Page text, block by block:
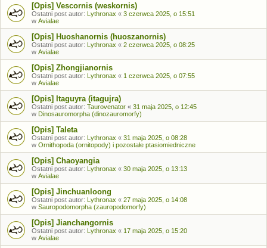
[Opis] Vescornis (weskornis)
Ostatni post autor: Lythronax « 3 czerwca 2025, o 15:51
w Avialae
[Opis] Huoshanornis (huoszanornis)
Ostatni post autor: Lythronax « 2 czerwca 2025, o 08:25
w Avialae
[Opis] Zhongjianornis
Ostatni post autor: Lythronax « 1 czerwca 2025, o 07:55
w Avialae
[Opis] Itaguyra (itagujra)
Ostatni post autor: Taurovenator « 31 maja 2025, o 12:45
w Dinosauromorpha (dinozauromorfy)
[Opis] Taleta
Ostatni post autor: Lythronax « 31 maja 2025, o 08:28
w Ornithopoda (ornitopody) i pozostałe ptasiomiedniczne
[Opis] Chaoyangia
Ostatni post autor: Lythronax « 30 maja 2025, o 13:13
w Avialae
[Opis] Jinchuanloong
Ostatni post autor: Lythronax « 27 maja 2025, o 14:08
w Sauropodomorpha (zauropodomorfy)
[Opis] Jianchangornis
Ostatni post autor: Lythronax « 17 maja 2025, o 15:20
w Avialae